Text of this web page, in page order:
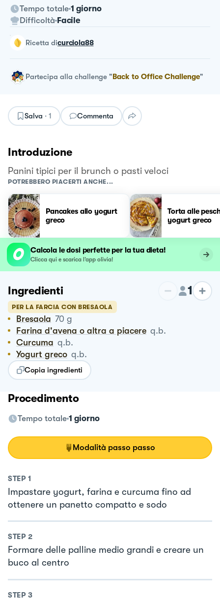
Tempo totale 1 giorno
Difficoltà Facile
ricetta dicurciola88
Partecipa alla challenge "Back to Office Challenge"
Salva · 1 Commenta
Introduzione
Panini tipici per il brunch o pasti veloci
POTREBBERO PIACERTI ANCHE...
Pancakes allo yogurt
greco
Torta alle
yogurt greco
Calcola le dosi perfette per la tua dieta!
Clicca qui e scarica l’app olivia!
Ingredienti 1
PER LA FARCIA CON BRESAOLA
Bresaola 70 g
Farina d'avena o altra a piacere q.b.
Curcuma q.b.
Yogurt greco q.b.
Copia ingredienti
Procedimento
Tempo totale 1 giorno
Modalità passo passo
STEP 1
Impastare yogurt, farina e curcuma fino ad
ottenere un panetto compatto e sodo
STEP 2
Formare delle palline medio grandi e creare un
buco al centro
STEP 3